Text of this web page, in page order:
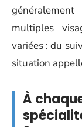
multiples
variées : du
situation
À